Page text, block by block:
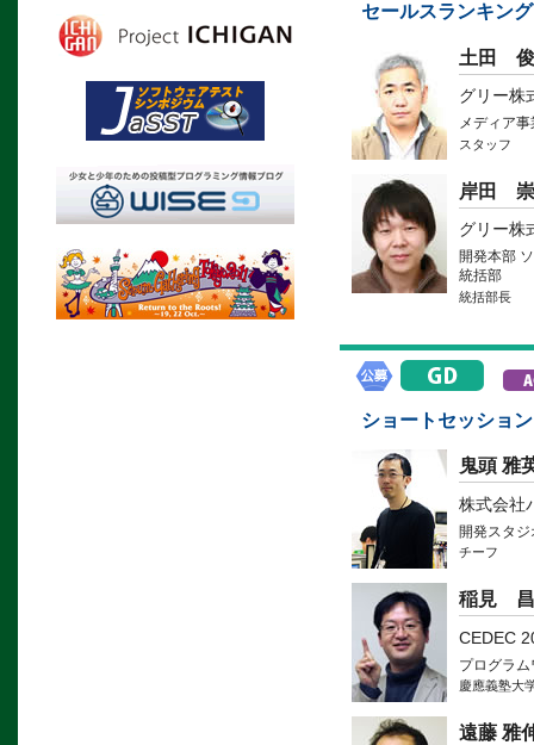
セールスランキン
土田
グリー株
メディア
スタッフ
岸田
グリー株
開発本部
統括部
統括部長
ショートセッショ
鬼頭 雅
株式会社
開発スタ
チーフ
稲見
CEDEC
プログラ
慶應義塾大
遠藤 雅